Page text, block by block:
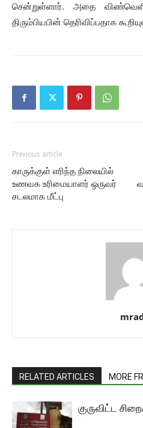
சென்றுள்ளார். அதை
திரும்பியபின் தெரிவிப்பதாக
Previous article
காருக்குள் எரிந்த நிலையில்
உணவக உரிமையாளர் ஒருவர்
சடலமாக மீட்பு
RELATED ARTICLES MORE
குருவிட்ட